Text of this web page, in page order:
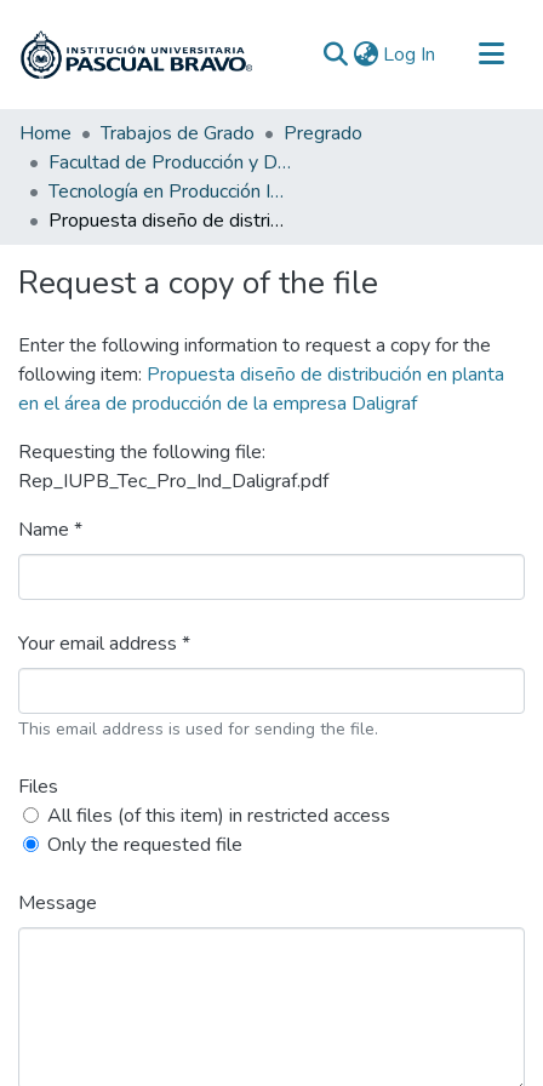
Log In (current)
Communities & Collections
All of DSpace
Statistics
Home Trabajos de Grado
Pregrado
Facultad de Producción y Diseño
Tecnología en Producción Industrial
Propuesta diseño de distribución en planta en el área de producción de la empresa Daligraf
Request a copy of the file
Enter the following information to request a copy for the
following item: Propuesta diseño de distribución en planta
en el área de producción de la empresa Daligraf
Requesting the following file:
Rep_IUPB_Tec_Pro_Ind_Daligraf.pdf
Name *
Your email address *
This email address is used for sending the file.
Files
All files (of this item) in restricted access
Only the requested file
Message